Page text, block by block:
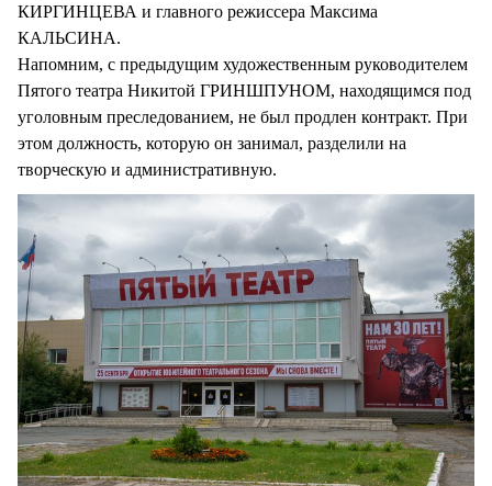
КИРГИНЦЕВА и главного режиссера Максима
КАЛЬСИНА.
Напомним, с предыдущим художественным руководителем
Пятого театра Никитой ГРИНШПУНОМ, находящимся под
уголовным преследованием, не был продлен контракт. При
этом должность, которую он занимал, разделили на
творческую и административную.